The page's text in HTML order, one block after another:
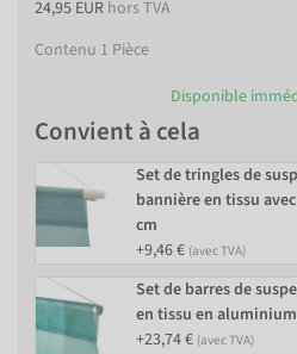
24,95 EUR hors TVA
Contenu 1 Pièce
Disponible
Convient à cela
Set de tringles de
bannière en tissu
cm
+9,46 € (avec TVA)
Set de barres de
en tissu en
+23,74 € (avec TVA)